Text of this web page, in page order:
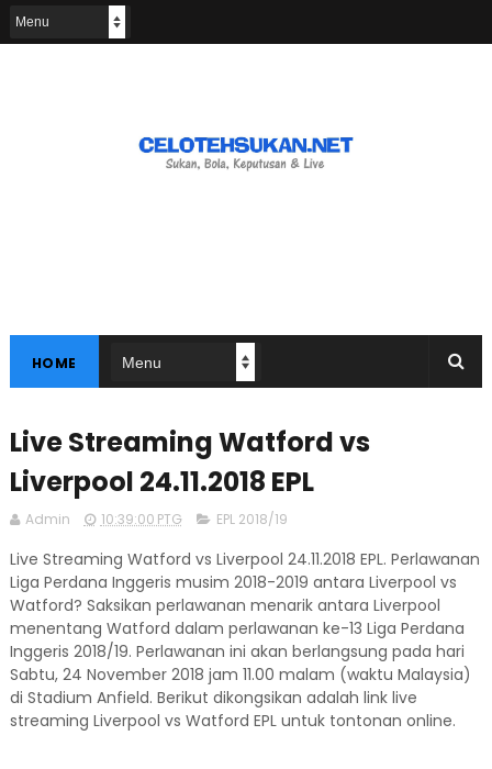
HOME
Live Streaming Watford vs
Liverpool 24.11.2018 EPL
Admin 10:39:00 PTG EPL 2018/19
Live Streaming Watford vs Liverpool 24.11.2018 EPL. Perlawanan
Liga Perdana Inggeris musim 2018-2019 antara Liverpool vs
Watford? Saksikan perlawanan menarik antara Liverpool
menentang Watford dalam perlawanan ke-13 Liga Perdana
Inggeris 2018/19. Perlawanan ini akan berlangsung pada hari
Sabtu, 24 November 2018 jam 11.00 malam (waktu Malaysia)
di Stadium Anfield. Berikut dikongsikan adalah link live
streaming Liverpool vs Watford EPL untuk tontonan online.